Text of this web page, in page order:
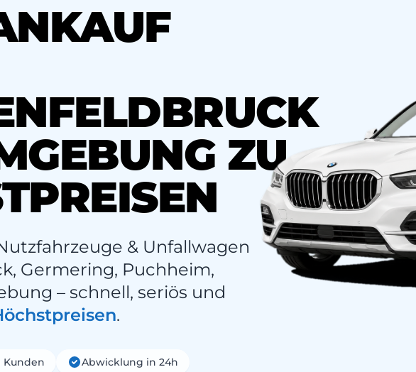
ZU
& Unfallwagen
Germering, Puchheim,
– schnell, seriös und
.
Kunden Abwicklung in 24h